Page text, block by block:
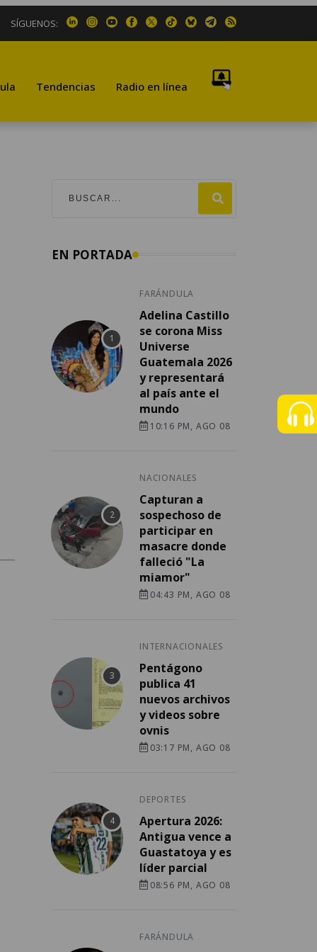
SÍGUENOS:
Tendencias Radio en línea
EN PORTADA
FARÁNDULA
Adelina Castillo
se corona Miss
Universe
Guatemala 2026
y representará
al país ante el
mundo
10:16 PM, AGO 08
NACIONALES
Capturan a
sospechoso de
participar en
masacre donde
falleció "La
miamor"
04:43 PM, AGO 08
INTERNACIONALES
Pentágono
publica 41
nuevos archivos
y videos sobre
ovnis
03:17 PM, AGO 08
DEPORTES
Apertura 2026:
Antigua vence a
Guastatoya y es
líder parcial
08:56 PM, AGO 08
FARÁNDULA